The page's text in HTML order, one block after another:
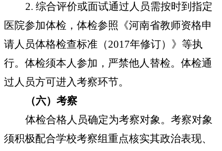
2. 综合评价或面试通过人员需按时到指定
医院参加体检，体检参照《河南省教师资格申
请人员体格检查标准（2017年修订）》等执
行。体检须本人参加，严禁他人替检。体检通
过人员方可进入考察环节。
（六）考察
体检合格人员确定为考察对象。考察对象
须积极配合学校考察组重点核实其政治表现、